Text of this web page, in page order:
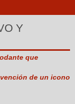
Y
que
de un icono